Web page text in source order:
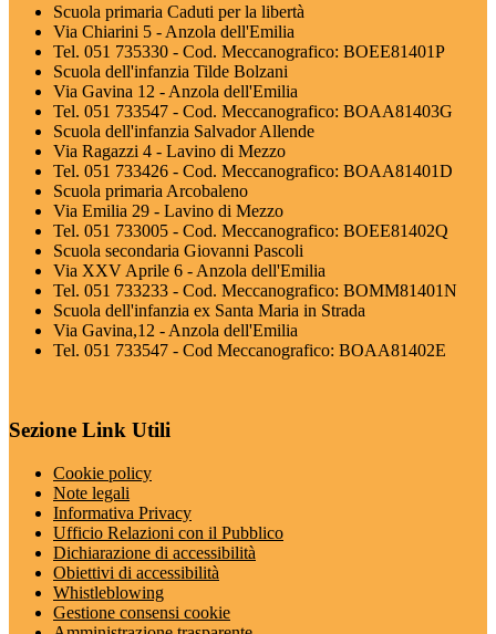
Scuola primaria Caduti per la libertà
Via Chiarini 5 - Anzola dell'Emilia
Tel. 051 735330 - Cod. Meccanografico: BOEE81401P
Scuola dell'infanzia Tilde Bolzani
Via Gavina 12 - Anzola dell'Emilia
Tel. 051 733547 - Cod. Meccanografico: BOAA81403G
Scuola dell'infanzia Salvador Allende
Via Ragazzi 4 - Lavino di Mezzo
Tel. 051 733426 - Cod. Meccanografico: BOAA81401D
Scuola primaria Arcobaleno
Via Emilia 29 - Lavino di Mezzo
Tel. 051 733005 - Cod. Meccanografico: BOEE81402Q
Scuola secondaria Giovanni Pascoli
Via XXV Aprile 6 - Anzola dell'Emilia
Tel. 051 733233 - Cod. Meccanografico: BOMM81401N
Scuola dell'infanzia ex Santa Maria in Strada
Via Gavina,12 - Anzola dell'Emilia
Tel. 051 733547 - Cod Meccanografico: BOAA81402E
Sezione Link Utili
Cookie policy
Note legali
Informativa Privacy
Ufficio Relazioni con il Pubblico
Dichiarazione di accessibilità
Obiettivi di accessibilità
Whistleblowing
Gestione consensi cookie